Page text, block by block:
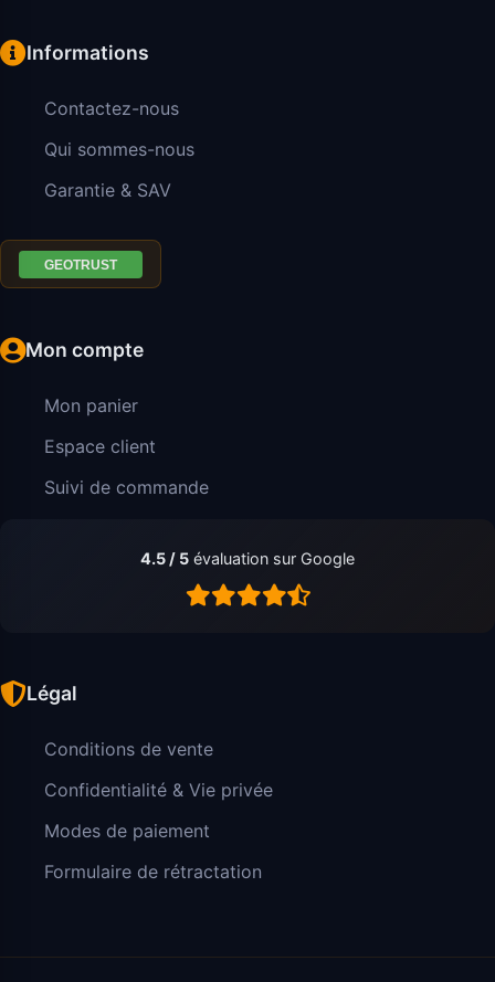
Informations
Contactez-nous
Qui sommes-nous
Garantie & SAV
Mon compte
Mon panier
Espace client
Suivi de commande
4.5 / 5 évaluation sur Google
Légal
Conditions de vente
Confidentialité & Vie privée
Modes de paiement
Formulaire de rétractation